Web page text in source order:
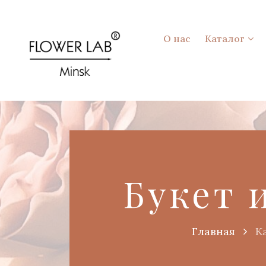
О нас Каталог
Букет
Главная